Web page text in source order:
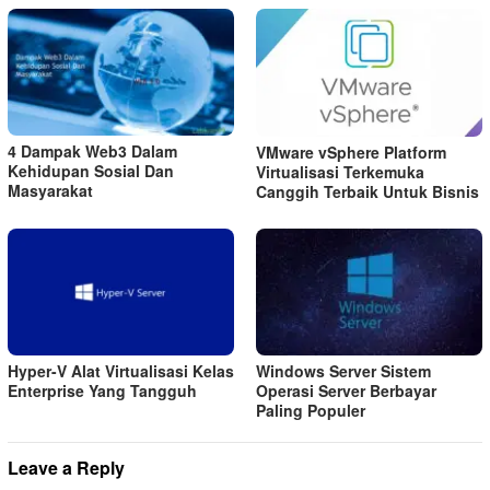
4 Dampak Web3 Dalam
Kehidupan Sosial Dan
Masyarakat
VMware vSphere Platform
Virtualisasi Terkemuka
Canggih Terbaik Untuk Bisnis
Hyper-V Alat Virtualisasi Kelas
Enterprise Yang Tangguh
Windows Server Sistem
Operasi Server Berbayar
Paling Populer
Leave a Reply